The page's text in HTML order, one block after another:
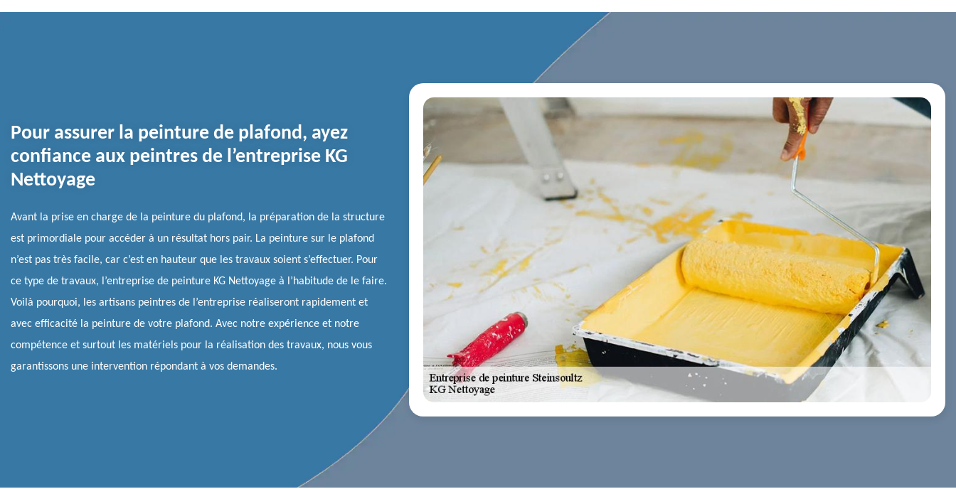
Pour assurer la peinture de plafond, ayez
confiance aux peintres de l’entreprise KG
Nettoyage
Avant la prise en charge de la peinture du plafond, la préparation de la structure
est primordiale pour accéder à un résultat hors pair. La peinture sur le plafond
n’est pas très facile, car c’est en hauteur que les travaux soient s’effectuer. Pour
ce type de travaux, l’entreprise de peinture KG Nettoyage à l’habitude de le faire.
Voilà pourquoi, les artisans peintres de l’entreprise réaliseront rapidement et
avec efficacité la peinture de votre plafond. Avec notre expérience et notre
compétence et surtout les matériels pour la réalisation des travaux, nous vous
garantissons une intervention répondant à vos demandes.